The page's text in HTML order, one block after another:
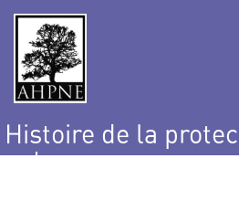
Histoire de la
nature